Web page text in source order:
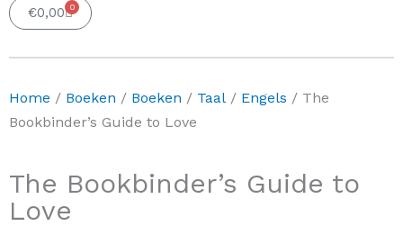
€0,00 0
Winkelwagen
Home / Boeken / Boeken / Taal / Engels / The
Bookbinder’s Guide to Love
The Bookbinder’s Guide to
Love